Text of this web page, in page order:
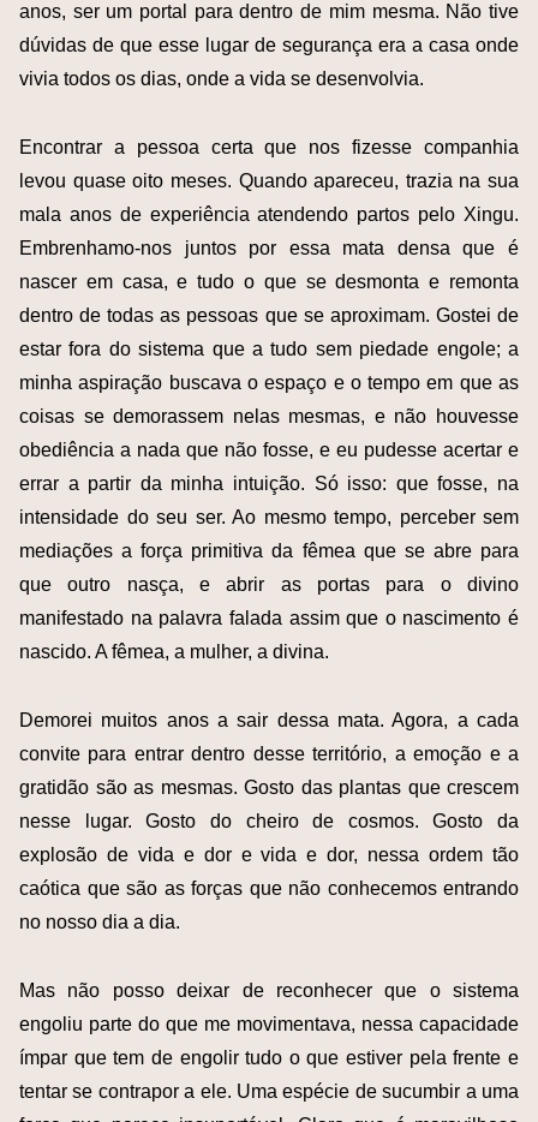
anos, ser um portal para dentro de mim mesma. Não tive
dúvidas de que esse lugar de segurança era a casa onde
vivia todos os dias, onde a vida se desenvolvia.
Encontrar a pessoa certa que nos fizesse companhia
levou quase oito meses. Quando apareceu, trazia na sua
mala anos de experiência atendendo partos pelo Xingu.
Embrenhamo-nos juntos por essa mata densa que é
nascer em casa, e tudo o que se desmonta e remonta
dentro de todas as pessoas que se aproximam. Gostei de
estar fora do sistema que a tudo sem piedade engole; a
minha aspiração buscava o espaço e o tempo em que as
coisas se demorassem nelas mesmas, e não houvesse
obediência a nada que não fosse, e eu pudesse acertar e
errar a partir da minha intuição. Só isso: que fosse, na
intensidade do seu ser. Ao mesmo tempo, perceber sem
mediações a força primitiva da fêmea que se abre para
que outro nasça, e abrir as portas para o divino
manifestado na palavra falada assim que o nascimento é
nascido. A fêmea, a mulher, a divina.
Demorei muitos anos a sair dessa mata. Agora, a cada
convite para entrar dentro desse território, a emoção e a
gratidão são as mesmas. Gosto das plantas que crescem
nesse lugar. Gosto do cheiro de cosmos. Gosto da
explosão de vida e dor e vida e dor, nessa ordem tão
caótica que são as forças que não conhecemos entrando
no nosso dia a dia.
Mas não posso deixar de reconhecer que o sistema
engoliu parte do que me movimentava, nessa capacidade
ímpar que tem de engolir tudo o que estiver pela frente e
tentar se contrapor a ele. Uma espécie de sucumbir a uma